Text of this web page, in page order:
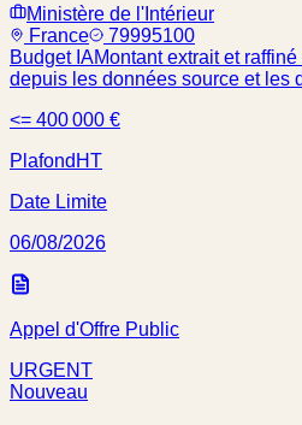
Ministère de l'Intérieur
France
79995100
Budget IAMontant extrait et
depuis les données source et les
<= 400 000 €
Plafond HT
Date Limite
06/08/2026
Appel d'Offre Public
URGENT
Nouveau